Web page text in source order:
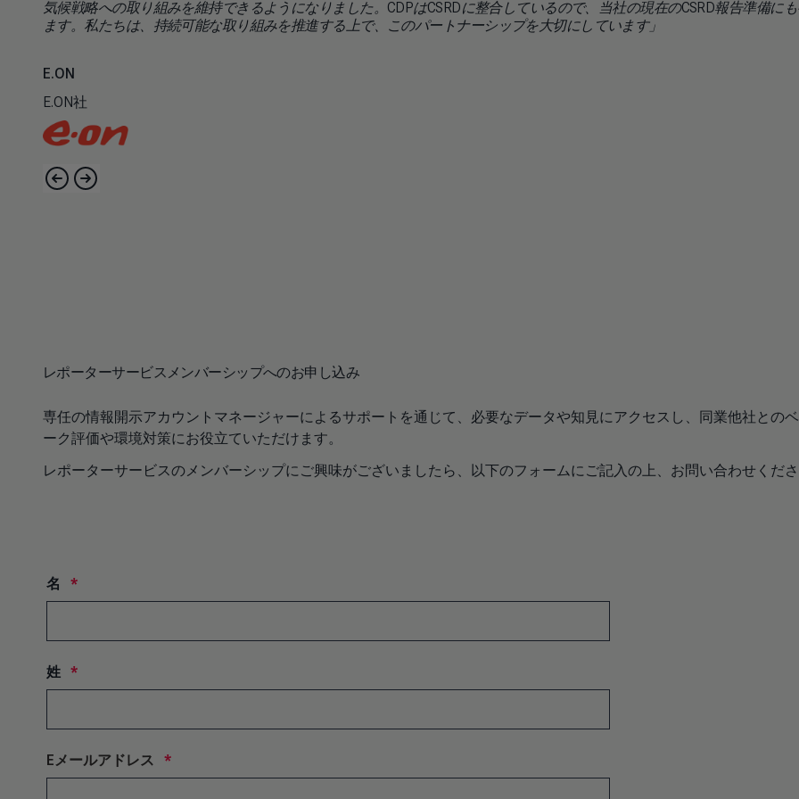
気候戦略への取り組みを維持できるようになりました。CDPはCSRDに整合しているので、当社の現在のCSRD報告準備に
ます。私たちは、持続可能な取り組みを推進する上で、このパートナーシップを大切にしています」
E.ON
E.ON社
レポーターサービスメンバーシップへのお申し込み
専任の情報開示アカウントマネージャーによるサポートを通じて、必要なデータや知見にアクセスし、同業他社との
ーク評価や環境対策にお役立ていただけます。
レポーターサービスのメンバーシップにご興味がございましたら、以下のフォームにご記入の上、お問い合わせくださ